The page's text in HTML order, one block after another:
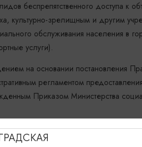
беспрепятственного доступа
культурно-зрелищным и другим
обслуживания населения в
услуги).
на основании
регламентом
Приказом Министерства
18/22